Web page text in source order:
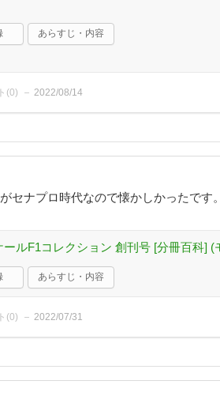
あらすじ・内容
(0) 2022/08/14
セナプロ時代なので懐かしかったです
ールF1コレクション 創刊号 [分冊百科] (
あらすじ・内容
(0) 2022/07/31